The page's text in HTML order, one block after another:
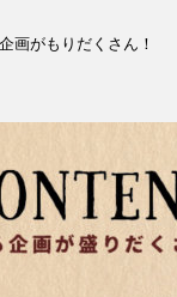
画がもりだくさん！